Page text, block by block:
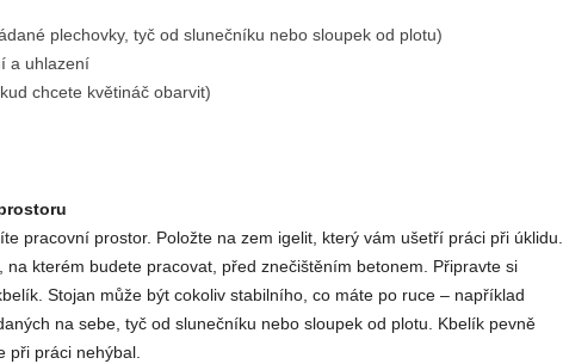
plechovky, tyč od slunečníku nebo sloupek od plotu)
a uhlazení
chcete květináč obarvit)
pracovní prostor. Položte na zem igelit, který vám ušetří práci při úklidu.
na kterém budete pracovat, před znečištěním betonem. Připravte si
Stojan může být cokoliv stabilního, co máte po ruce – například
na sebe, tyč od slunečníku nebo sloupek od plotu. Kbelík pevně
při práci nehýbal.